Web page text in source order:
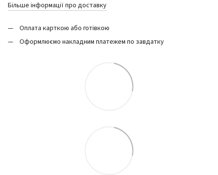
Більше інформації про доставку
Оплата карткою або готівкою
Оформлюємо накладним платежем по завдатку